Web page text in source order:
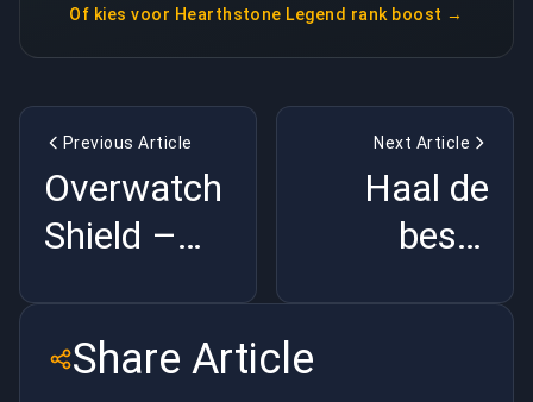
Of kies voor Hearthstone Legend rank boost →
Previous Article
Overwatch
Shield –
u moet
weten over
Next Article
Haal de
beste
seizoensstart
Overwatch
Share Article